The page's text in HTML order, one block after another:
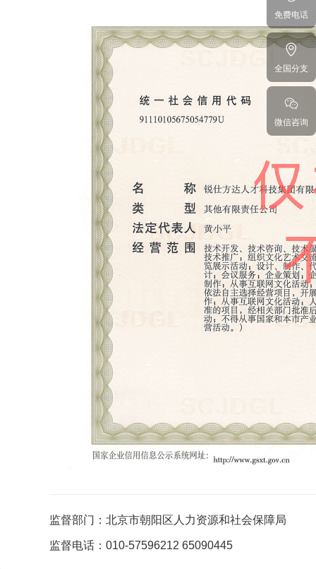
监督部门：北京市朝阳区人力资源和社会保障局
监督电话：010-57596212 65090445
免费电话
全国分支
微信咨询